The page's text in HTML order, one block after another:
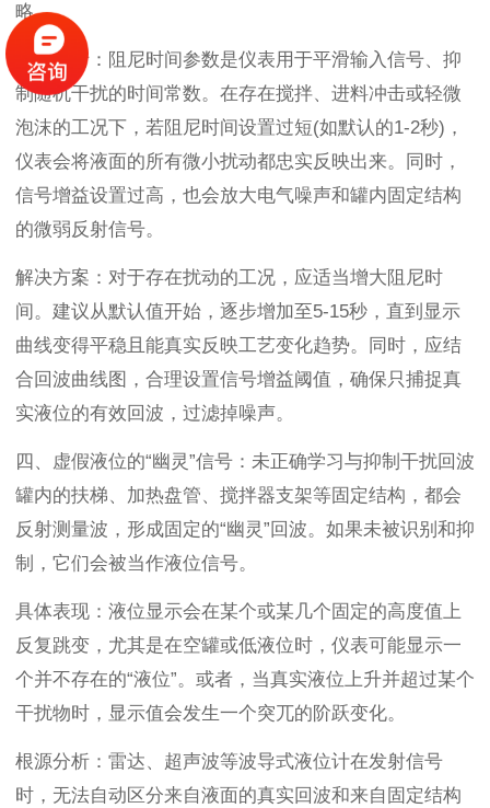
略。
根源分析：阻尼时间参数是仪表用于平滑输入信号、抑
制随机干扰的时间常数。在存在搅拌、进料冲击或轻微
泡沫的工况下，若阻尼时间设置过短(如默认的1-2秒)，
仪表会将液面的所有微小扰动都忠实反映出来。同时，
信号增益设置过高，也会放大电气噪声和罐内固定结构
的微弱反射信号。
解决方案：对于存在扰动的工况，应适当增大阻尼时
间。建议从默认值开始，逐步增加至5-15秒，直到显示
曲线变得平稳且能真实反映工艺变化趋势。同时，应结
合回波曲线图，合理设置信号增益阈值，确保只捕捉真
实液位的有效回波，过滤掉噪声。
四、虚假液位的“幽灵”信号：未正确学习与抑制干扰回波
罐内的扶梯、加热盘管、搅拌器支架等固定结构，都会
反射测量波，形成固定的“幽灵”回波。如果未被识别和抑
制，它们会被当作液位信号。
具体表现：液位显示会在某个或某几个固定的高度值上
反复跳变，尤其是在空罐或低液位时，仪表可能显示一
个并不存在的“液位”。或者，当真实液位上升并超过某个
干扰物时，显示值会发生一个突兀的阶跃变化。
根源分析：雷达、超声波等波导式液位计在发射信号
时，无法自动区分来自液面的真实回波和来自固定结构